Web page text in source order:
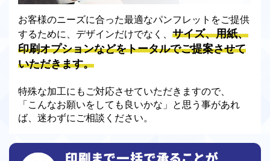
お客様のニーズに合った最適なパンフレットをご提供
するために、デザインだけでなく、 サイズ、用紙、
印刷オプションなどをトータルでご提案させて
いただきます。
特殊な加工にもご対応させていただきますので、
「こんなお願いをしても良いかな」と思う事があれ
ば、迷わずにご相談ください。